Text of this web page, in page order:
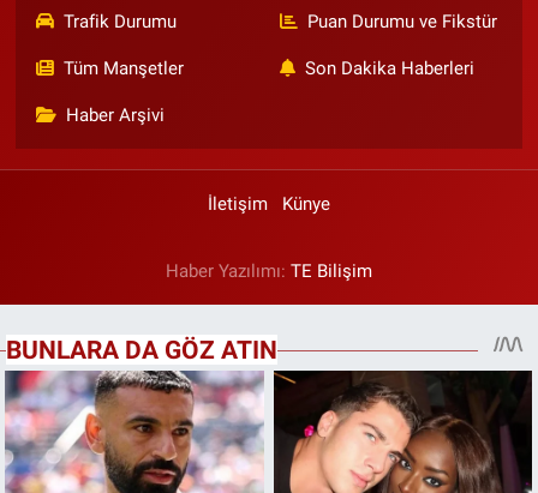
Trafik Durumu Puan Durumu ve Fikstür
Tüm Manşetler Son Dakika Haberleri
Haber Arşivi
İletişim Künye
Haber Yazılımı: TE Bilişim